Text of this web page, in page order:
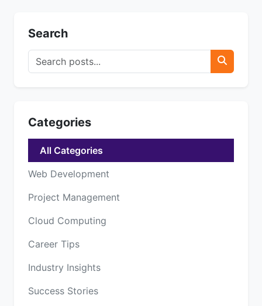
Search
Categories
All Categories
Web Development
Project Management
Cloud Computing
Career Tips
Industry Insights
Success Stories